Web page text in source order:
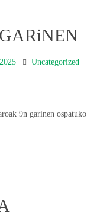
Uncategorized
9n garinen ospatuko